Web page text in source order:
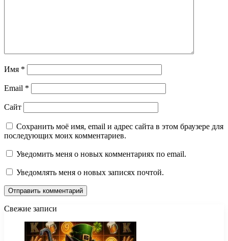
Имя *
Email *
Сайт
Сохранить моё имя, email и адрес сайта в этом браузере для
последующих моих комментариев.
Уведомить меня о новых комментариях по email.
Уведомлять меня о новых записях почтой.
Свежие записи